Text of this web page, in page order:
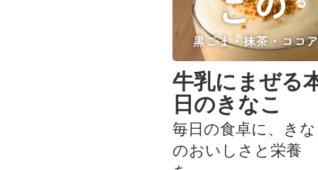
牛乳にまぜる
日のきなこ
毎日の食卓に、き
のおいしさと栄養